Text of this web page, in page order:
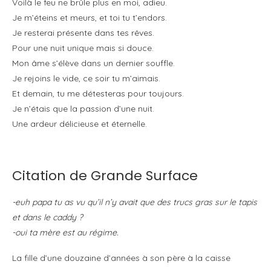
Voilà le feu ne brûle plus en moi, adieu.
Je m’éteins et meurs, et toi tu t’endors.
Je resterai présente dans tes rêves.
Pour une nuit unique mais si douce.
Mon âme s’élève dans un dernier souffle.
Je rejoins le vide, ce soir tu m’aimais.
Et demain, tu me détesteras pour toujours.
Je n’étais que la passion d’une nuit.
Une ardeur délicieuse et éternelle.
Citation de Grande Surface
-euh papa tu as vu qu’il n’y avait que des trucs gras sur le tapis
et dans le caddy ?
-oui ta mère est au régime.
La fille d’une douzaine d’années à son père à la caisse